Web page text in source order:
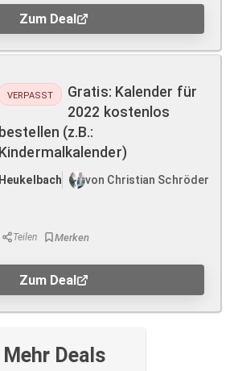
Zum Deal
VERPASST
Gratis: Kalender für
2022 kostenlos
bestellen (z.B.:
Kindermalkalender)
Heukelbach von Christian Schröder
Teilen
Zum Deal
Mehr Deals